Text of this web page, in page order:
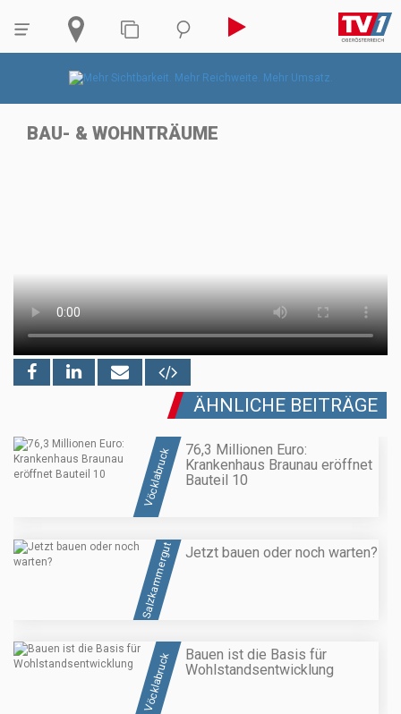
BAU- & WOHNTRÄUME
ÄHNLICHE BEITRÄGE
Vöcklabruck
76,3 Millionen Euro:
Krankenhaus Braunau eröffnet
Bauteil 10
Salzkammergut Jetzt bauen oder noch warten?
Vöcklabruck
Bauen ist die Basis für
Wohlstandsentwicklung